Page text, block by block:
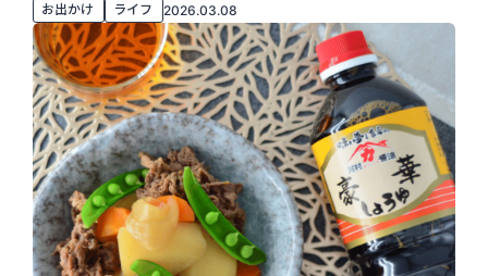
お出かけ ライフ 2026.03.08